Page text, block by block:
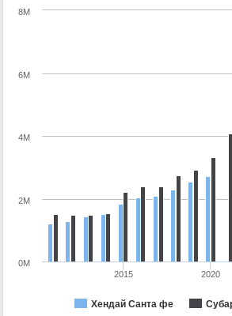
Хендай Санта фе
2015 2020
0M
2M
4M
6M
8M